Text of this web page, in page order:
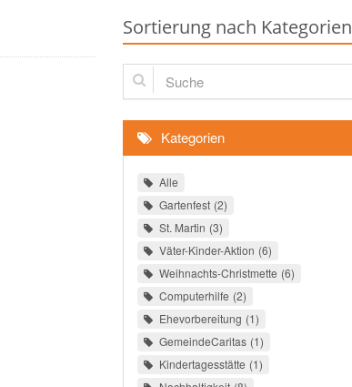
Sortierung nach Kategorien
Suche
Kategorien
Alle
Gartenfest 2
St. Martin 3
Väter-Kinder-Aktion 6
Weihnachts-Christmette 6
Computerhilfe 2
Ehevorbereitung 1
GemeindeCaritas 1
Kindertagesstätte 1